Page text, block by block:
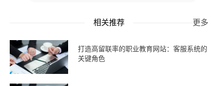
相关推荐 更多
打造高留联率的职业教育网站：客服系统的
关键角色